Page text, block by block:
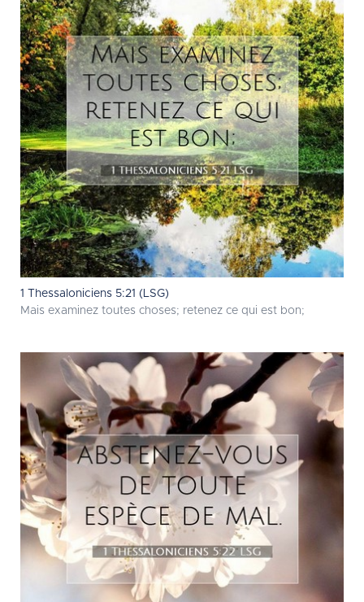
1 Thessaloniciens 5:21 (LSG)
Mais examinez toutes choses; retenez ce qui est bon;